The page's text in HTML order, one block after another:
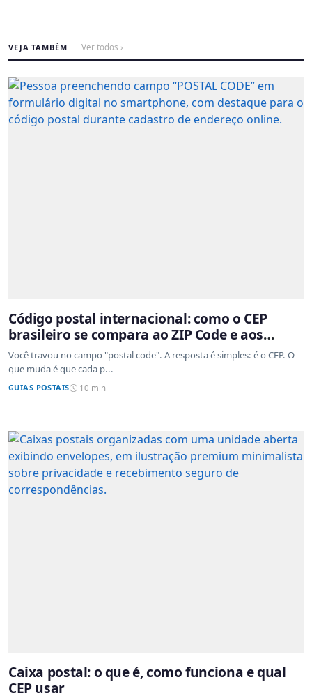
VEJA TAMBÉM Ver todos ›
Código postal internacional: como o CEP
brasileiro se compara ao ZIP Code e aos
sistemas de outros países
Você travou no campo "postal code". A resposta é simples: é o CEP. O
que muda é que cada p...
GUIAS POSTAIS 10 min
Caixa postal: o que é, como funciona e qual
CEP usar